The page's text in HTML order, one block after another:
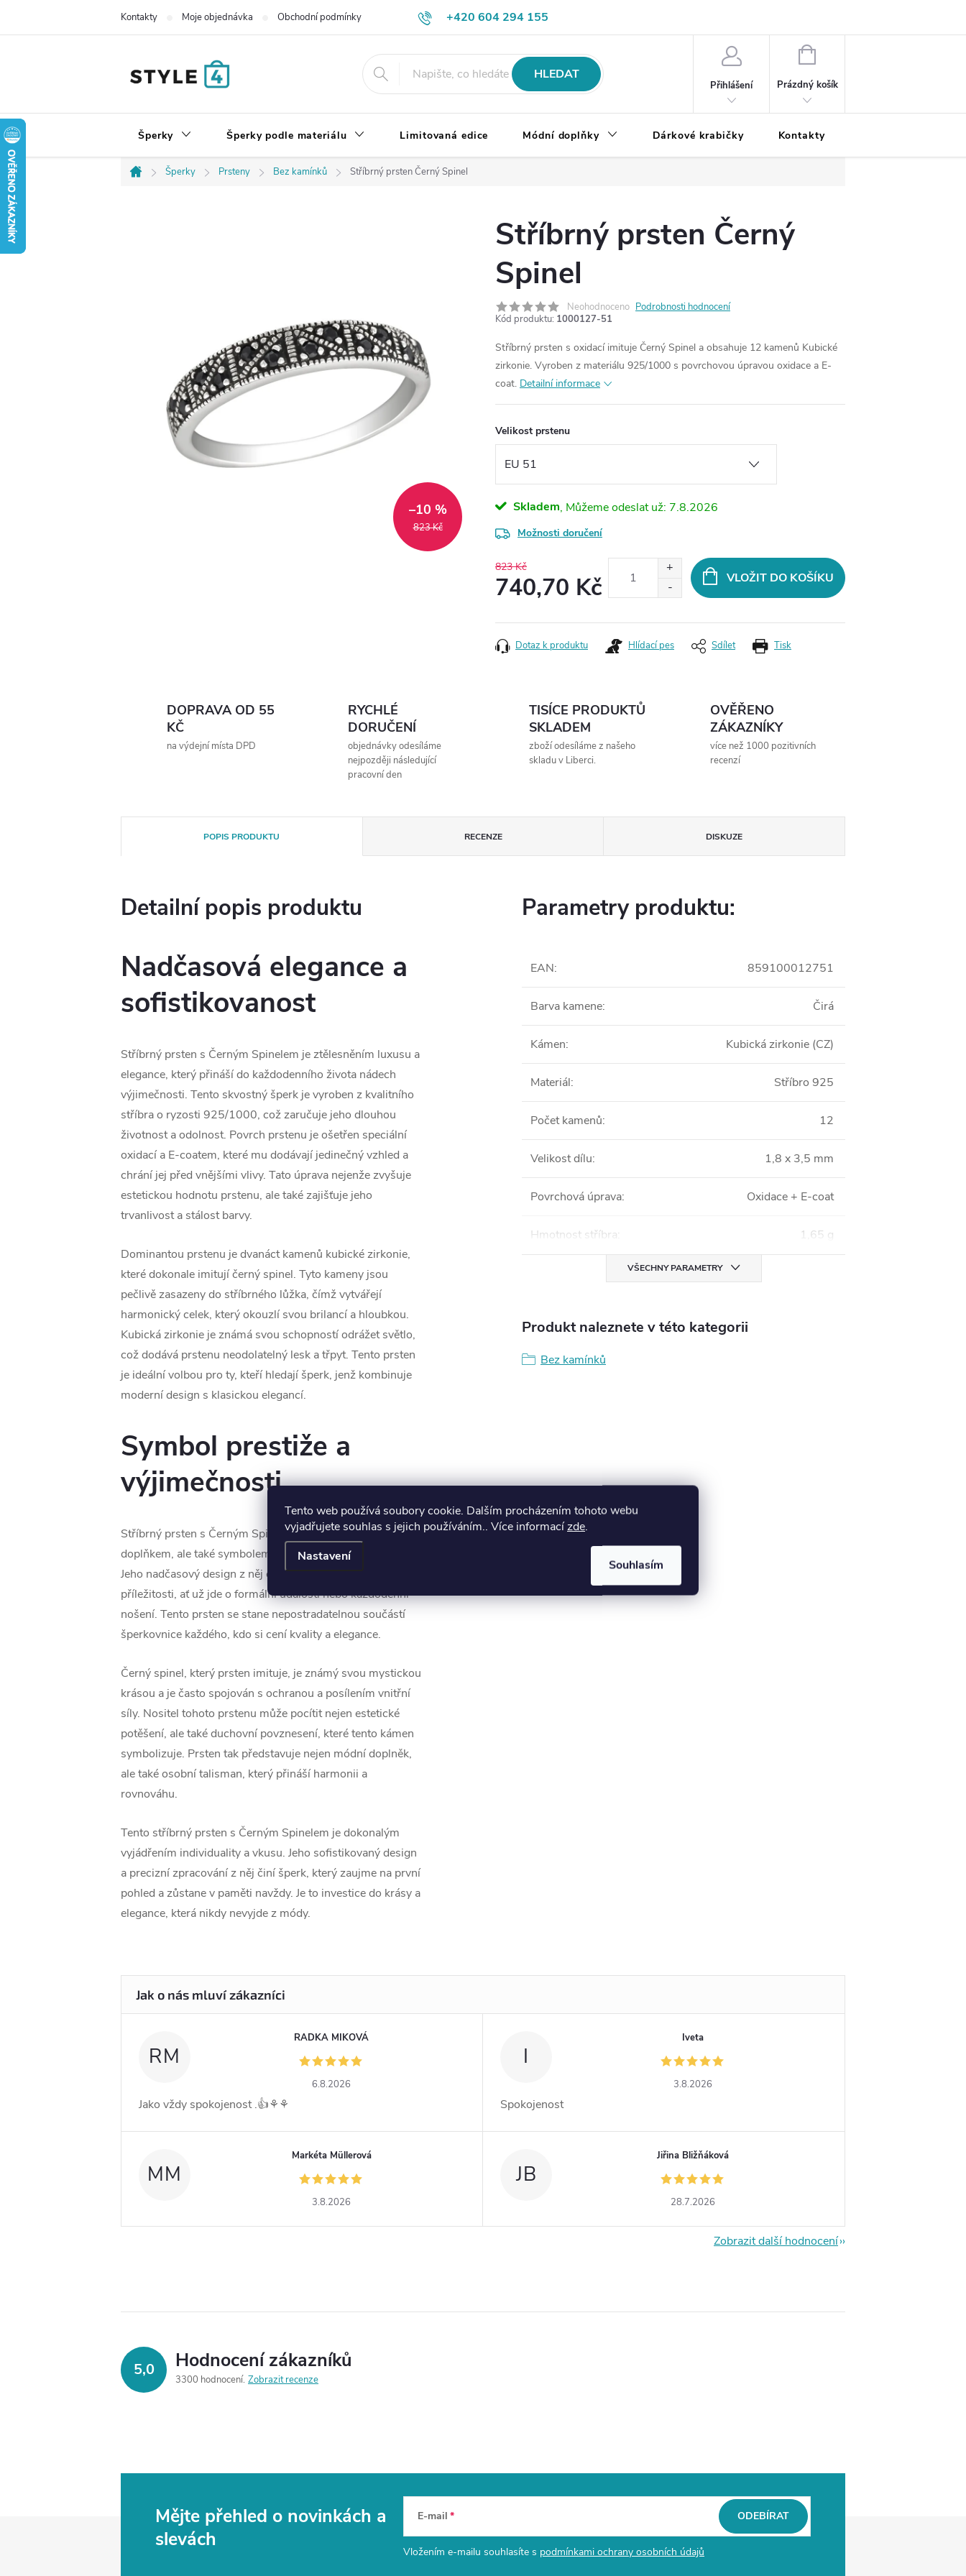
Tento web používá soubory cookie. Dalším procházením tohoto webu
vyjadřujete souhlas s jejich používáním.. Více informacízde.
Nastavení
Souhlasím
+420 604 294 155
Kontakty Moje objednávka Obchodní podmínky Výměna, vrácení a reklamace zboží
HLEDAT
Přihlášení
NÁKUPNÍ
Prázdný košík
Šperky Šperky podle materiálu Limitovaná edice Módní doplňky Dárkové krabičky Kontakty
Domů
Šperky Prsteny Bez kamínků Stříbrný prsten Černý Spinel
823 Kč
–10 %
Stříbrný prsten Černý
Spinel
Neohodnoceno Podrobnosti hodnocení
Kód produktu: 1000127-51
Stříbrný prsten s oxidací imituje Černý Spinel a obsahuje 12 kamenů Kubické
zirkonie. Vyroben z materiálu 925/1000 s povrchovou úpravou oxidace a E-
coat. Detailní informace
Velikost prstenu
Skladem 7.8.2026
Možnosti doručení
823 Kč
740,70 Kč
cena:
VLOŽIT DO KOŠÍKU
Tisk
Dotaz k produktu Hlídací pes Sdílet
DOPRAVA OD 55
KČ
na výdejní místa DPD
RYCHLÉ
DORUČENÍ
objednávky odesíláme
nejpozději následující
pracovní den
TISÍCE PRODUKTŮ
SKLADEM
zboží odesíláme z našeho
skladu v Liberci.
OVĚŘENO
ZÁKAZNÍKY
více než 1000 pozitivních
recenzí
POPIS PRODUKTU RECENZE DISKUZE
Detailní popis produktu
Nadčasová elegance a
sofistikovanost
Stříbrný prsten s Černým Spinelem je ztělesněním luxusu a
elegance, který přináší do každodenního života nádech
výjimečnosti. Tento skvostný šperk je vyroben z kvalitního
stříbra o ryzosti 925/1000, což zaručuje jeho dlouhou
životnost a odolnost. Povrch prstenu je ošetřen speciální
oxidací a E-coatem, které mu dodávají jedinečný vzhled a
chrání jej před vnějšími vlivy. Tato úprava nejenže zvyšuje
estetickou hodnotu prstenu, ale také zajišťuje jeho
trvanlivost a stálost barvy.
Dominantou prstenu je dvanáct kamenů kubické zirkonie,
které dokonale imitují černý spinel. Tyto kameny jsou
pečlivě zasazeny do stříbrného lůžka, čímž vytvářejí
harmonický celek, který okouzlí svou brilancí a hloubkou.
Kubická zirkonie je známá svou schopností odrážet světlo,
což dodává prstenu neodolatelný lesk a třpyt. Tento prsten
je ideální volbou pro ty, kteří hledají šperk, jenž kombinuje
moderní design s klasickou elegancí.
Symbol prestiže a
výjimečnosti
Stříbrný prsten s Černým Spinelem není jen módním
doplňkem, ale také symbolem prestiže a osobního stylu.
Jeho nadčasový design z něj činí ideální volbu pro různé
příležitosti, ať už jde o formální události nebo každodenní
nošení. Tento prsten se stane nepostradatelnou součástí
šperkovnice každého, kdo si cení kvality a elegance.
Černý spinel, který prsten imituje, je známý svou mystickou
krásou a je často spojován s ochranou a posílením vnitřní
síly. Nositel tohoto prstenu může pocítit nejen estetické
potěšení, ale také duchovní povznesení, které tento kámen
symbolizuje. Prsten tak představuje nejen módní doplněk,
ale také osobní talisman, který přináší harmonii a
rovnováhu.
Tento stříbrný prsten s Černým Spinelem je dokonalým
vyjádřením individuality a vkusu. Jeho sofistikovaný design
a precizní zpracování z něj činí šperk, který zaujme na první
pohled a zůstane v paměti navždy. Je to investice do krásy a
elegance, která nikdy nevyjde z módy.
Parametry produktu:
EAN: 859100012751
Barva kamene: Čirá
Kámen: Kubická zirkonie (CZ)
Materiál: Stříbro 925
Počet kamenů: 12
Velikost dílu: 1,8 x 3,5 mm
Povrchová úprava: Oxidace + E-coat
Hmotnost stříbra: 1,65 g
VŠECHNY PARAMETRY
Produkt naleznete v této kategorii
Bez kamínků
RM
RADKA MIKOVÁ
6.8.2026
Jako vždy spokojenost .👍⚘️⚘️
I
Iveta
3.8.2026
Spokojenost
MM
Markéta Müllerová
3.8.2026
JB
Jiřina Bližňáková
28.7.2026
Zobrazit další hodnocení
5,0 Hodnocení zákazníků
3300 hodnocení Zobrazit recenze
Mějte přehled o novinkách a
slevách
E-mail
Vložením e-mailu souhlasíte s podmínkami ochrany osobních údajů
ODEBÍRAT